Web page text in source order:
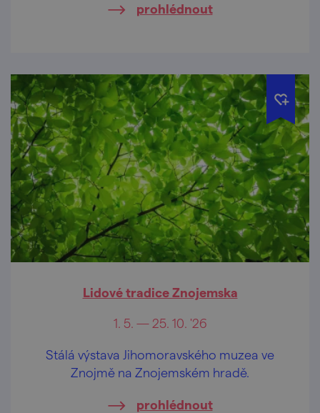
prohlédnout
Lidové tradice Znojemska
1. 5. — 25. 10. '26
Stálá výstava Jihomoravského muzea ve
Znojmě na Znojemském hradě.
prohlédnout